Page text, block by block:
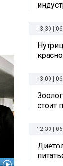
13:30 |
13:00 |
стоит
12:30 |